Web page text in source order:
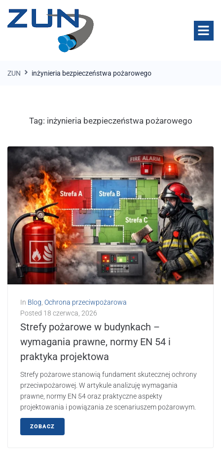
ZUN inżynieria bezpieczeństwa pożarowego
Tag: inżynieria bezpieczeństwa pożarowego
In Blog Ochrona przeciwpożarowa
Posted 18 czerwca, 2026
Strefy pożarowe w budynkach –
wymagania prawne, normy EN 54 i
praktyka projektowa
Strefy pożarowe stanowią fundament skutecznej ochrony
przeciwpożarowej. W artykule analizuję wymagania
prawne, normy EN 54 oraz praktyczne aspekty
projektowania i powiązania ze scenariuszem pożarowym.
ZOBACZ